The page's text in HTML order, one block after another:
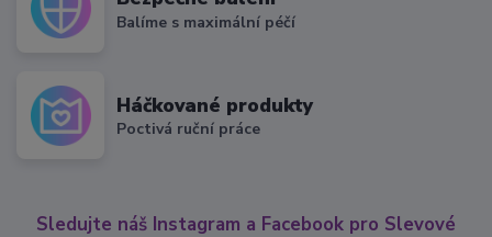
Balíme s maximální péčí
Háčkované produkty
Poctivá ruční práce
Sledujte náš Instagram a Facebook pro Slevové